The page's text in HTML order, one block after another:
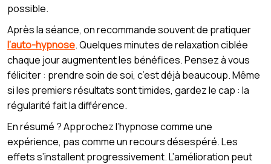
possible.
Après la séance, on recommande souvent de pratiquer
l’auto-hypnose. Quelques minutes de relaxation ciblée
chaque jour augmentent les bénéfices. Pensez à vous
féliciter : prendre soin de soi, c’est déjà beaucoup. Même
si les premiers résultats sont timides, gardez le cap : la
régularité fait la différence.
En résumé ? Approchez l’hypnose comme une
expérience, pas comme un recours désespéré. Les
effets s’installent progressivement. L’amélioration peut